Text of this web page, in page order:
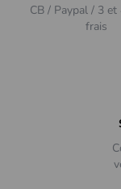
CB / Paypal / 3 et
frais